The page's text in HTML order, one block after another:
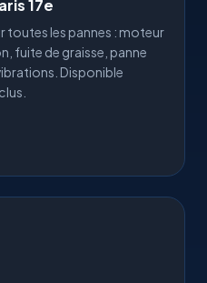
17e
toutes les pannes : moteur
fuite de graisse, panne
Disponible